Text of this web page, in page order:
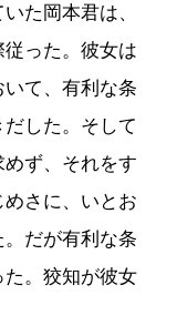
た岡本君は、
った。彼女は
て、有利な条
した。そして
ず、それをす
さに、いとお
だが有利な条
。狡知が彼女